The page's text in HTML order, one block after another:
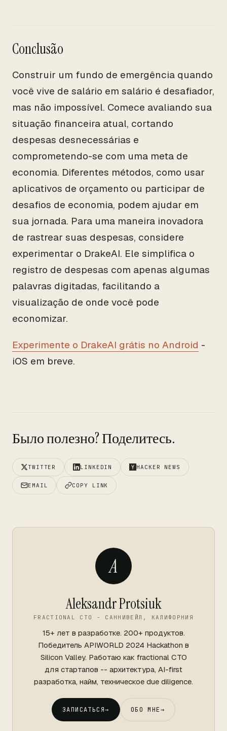
Conclusão
Construir um fundo de emergência quando
você vive de salário em salário é desafiador,
mas não impossível. Comece avaliando sua
situação financeira atual, cortando
despesas desnecessárias e
comprometendo-se com uma meta de
economia. Diferentes métodos, como usar
aplicativos de orçamento ou participar de
desafios de economia, podem ajudar em
sua jornada. Para uma maneira inovadora
de rastrear suas despesas, considere
experimentar o DrakeAI. Ele simplifica o
registro de despesas com apenas algumas
palavras digitadas, facilitando a
visualização de onde você pode
economizar.
Experimente o DrakeAI grátis no Android -
iOS em breve.
Было полезно? Поделитесь.
TWITTER LINKEDIN HACKER NEWS
EMAIL COPY LINK
A
Aleksandr Protsiuk
FRACTIONAL CTO - САННИВЕЙЛ, КАЛИФОРНИЯ
15+ лет в разработке. 200+ продуктов.
Победитель APIWORLD 2024 Hackathon в
Silicon Valley. Работаю как fractional CTO
для стартапов -- архитектура, AI-first
разработка, найм, техническое due diligence.
ЗАПИСАТЬСЯ→ ОБО МНЕ→